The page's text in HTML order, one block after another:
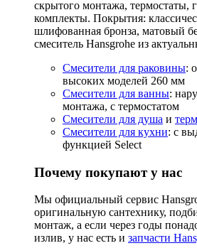
скрытого монтажа, термостаты,
комплекты. Покрытия:
шлифованная бронза, матовый
смеситель Hansgrohe из
Смесители для раковины:
высоких моделей 260 мм
Смесители для ванны:
монтажа, с термостатом
Смесители для душа и
Смесители для кухни: с
функцией Select
Почему покупают у нас
Мы официальный сервис
оригинальную сантехнику,
монтаж, а если через годы
излив, у нас есть и запчасти